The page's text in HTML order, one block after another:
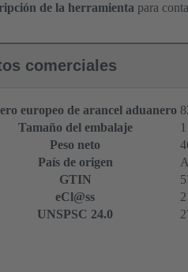
de la herramienta para
comerciales
europeo de arancel aduanero
Tamaño del embalaje
1
Peso neto
País de origen
GTIN
eCl@ss
UNSPSC 24.0